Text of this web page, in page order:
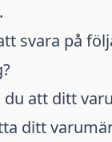
svara på
att ditt
ditt